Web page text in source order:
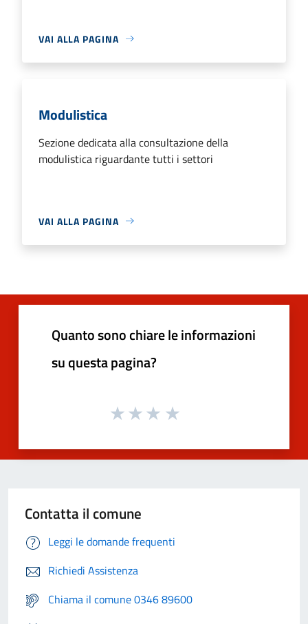
VAI ALLA PAGINA
Modulistica
Sezione dedicata alla consultazione della
modulistica riguardante tutti i settori
VAI ALLA PAGINA
Quanto sono chiare le informazioni
su questa pagina?
Contatta il comune
Leggi le domande frequenti
Richiedi Assistenza
Chiama il comune 0346 89600